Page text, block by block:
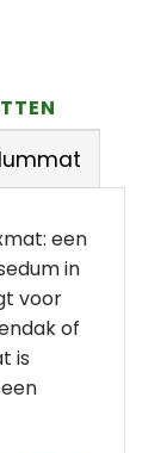
een
in
voor
of
is